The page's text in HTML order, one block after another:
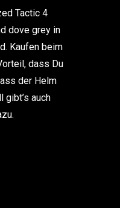
Tactic 4
dove grey in
Kaufen beim
dass Du
der Helm
gibt’s auch